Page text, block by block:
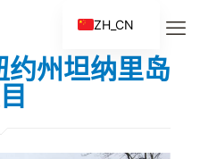
约州坦纳里岛
ZH_CN
EN
ES